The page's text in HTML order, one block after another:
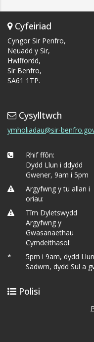
Cyfeiriad
Cyngor Sir Penfro,
Neuadd y Sir,
Hwlffordd,
Sir Benfro,
SA61 1TP.
Cysylltwch
ymholiadau@sir-
Rhif ffôn:
Dydd Llun i ddydd
Gwener, 9am i 5pm
Argyfwng y tu allan i
oriau:
Tîm Dyletswydd
Argyfwng y
Gwasanaethau
Cymdeithasol:
*
5pm i 9am, dydd
Sadwrn, dydd Sul a
Polisi